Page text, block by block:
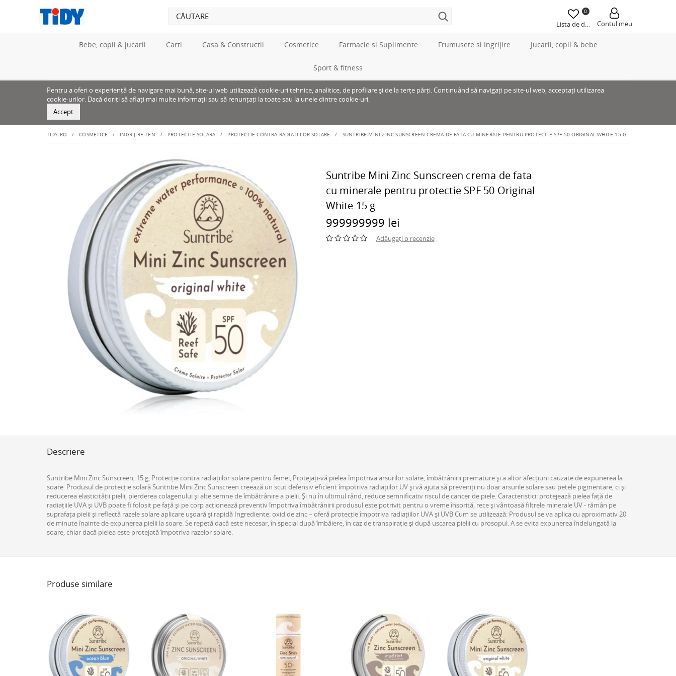
0
Lista de dorințeContul meu
Bebe, copii & jucarii Carti Casa & Constructii Cosmetice Farmacie si Suplimente Frumusete si Ingrijire Jucarii, copii & bebe
Sport & fitness
Pentru a oferi o experiență de navigare mai bună, site-ul web utilizează cookie-uri tehnice, analitice, de profilare și de la terțe părți. Continuând să navigați pe site-ul web, acceptați utilizarea
cookie-urilor. Dacă doriți să aflați mai multe informații sau să renunțați la toate sau la unele dintre cookie-uri.
Accept
TIDY.RO COSMETICE INGRIJIRE TEN PROTECTIE SOLARA PROTECȚIE CONTRA RADIAȚIILOR SOLARE SUNTRIBE MINI ZINC SUNSCREEN CREMA DE FATA CU MINERALE PENTRU PROTECTIE SPF 50 ORIGINAL WHITE 15 G
Suntribe Mini Zinc Sunscreen crema de fata
cu minerale pentru protectie SPF 50 Original
White 15 g
999999999 lei
Adăugați o recenzie
Descriere
Suntribe Mini Zinc Sunscreen, 15 g, Protecție contra radiațiilor solare pentru femei, Protejați-vă pielea împotriva arsurilor solare, îmbătrânirii premature și a altor afecțiuni cauzate de expunerea la
soare. Produsul de protecție solară Suntribe Mini Zinc Sunscreen creează un scut defensiv eficient împotriva radiațiilor UV și vă ajuta să preveniți nu doar arsurile solare sau petele pigmentare, ci și
reducerea elasticității pielii, pierderea colagenului și alte semne de îmbătrânire a pielii. Și nu în ultimul rând, reduce semnificativ riscul de cancer de piele. Caracteristici: protejează pielea față de
radiațiile UVA și UVB poate fi folosit pe față și pe corp acționează preventiv împotriva îmbătrânirii produsul este potrivit pentru o vreme însorită, rece și vântoasă filtrele minerale UV - rămân pe
suprafața pielii și reflectă razele solare aplicare ușoară și rapidă Ingrediente: oxid de zinc – oferă protecție împotriva radiațiilor UVA și UVB Cum se utilizează: Produsul se va aplica cu aproximativ 20
de minute înainte de expunerea pielii la soare. Se repetă dacă este necesar, în special după îmbăiere, în caz de transpirație și după uscarea pielii cu prosopul. A se evita expunerea îndelungată la
soare, chiar dacă pielea este protejată împotriva razelor solare.
Produse similare